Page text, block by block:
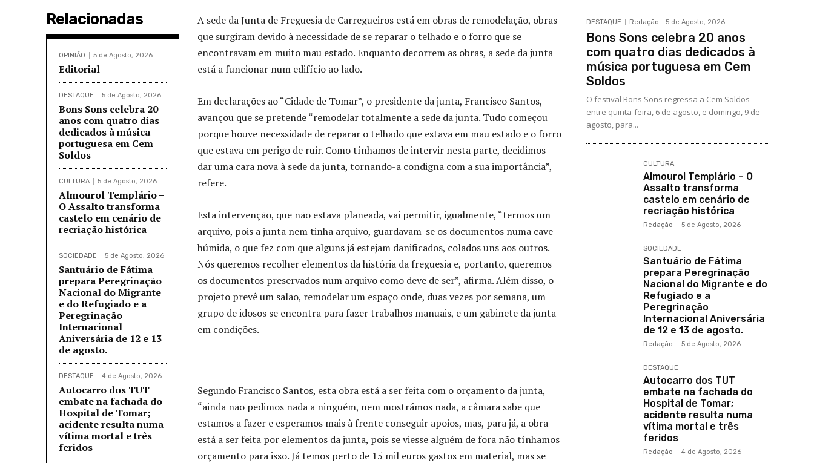
Relacionadas
OPINIÃO 5 de Agosto, 2026
Editorial
DESTAQUE 5 de Agosto, 2026
Bons Sons celebra 20
anos com quatro dias
dedicados à música
portuguesa em Cem
Soldos
CULTURA 5 de Agosto, 2026
Almourol Templário –
O Assalto transforma
castelo em cenário de
recriação histórica
SOCIEDADE 5 de Agosto, 2026
Santuário de Fátima
prepara Peregrinação
Nacional do Migrante
e do Refugiado e a
Peregrinação
Internacional
Aniversária de 12 e 13
de agosto.
DESTAQUE 4 de Agosto, 2026
Autocarro dos TUT
embate na fachada do
Hospital de Tomar;
acidente resulta numa
vítima mortal e três
feridos
A sede da Junta de Freguesia de Carregueiros está em obras de remodelação, obras
que surgiram devido à necessidade de se reparar o telhado e o forro que se
encontravam em muito mau estado. Enquanto decorrem as obras, a sede da junta
está a funcionar num edifício ao lado.
Em declarações ao “Cidade de Tomar”, o presidente da junta, Francisco Santos,
avançou que se pretende “remodelar totalmente a sede da junta. Tudo começou
porque houve necessidade de reparar o telhado que estava em mau estado e o forro
que estava em perigo de ruir. Como tínhamos de intervir nesta parte, decidimos
dar uma cara nova à sede da junta, tornando-a condigna com a sua importância”,
refere.
Esta intervenção, que não estava planeada, vai permitir, igualmente, “termos um
arquivo, pois a junta nem tinha arquivo, guardavam-se os documentos numa cave
húmida, o que fez com que alguns já estejam danificados, colados uns aos outros.
Nós queremos recolher elementos da história da freguesia e, portanto, queremos
os documentos preservados num arquivo como deve de ser”, afirma. Além disso, o
projeto prevê um salão, remodelar um espaço onde, duas vezes por semana, um
grupo de idosos se encontra para fazer trabalhos manuais, e um gabinete da junta
em condições.
Segundo Francisco Santos, esta obra está a ser feita com o orçamento da junta,
“ainda não pedimos nada a ninguém, nem mostrámos nada, a câmara sabe que
estamos a fazer e esperamos mais à frente conseguir apoios, mas, para já, a obra
está a ser feita por elementos da junta, pois se viesse alguém de fora não tínhamos
orçamento para isso. Já temos perto de 15 mil euros gastos em material, mas se
DESTAQUE Redação - 5 de Agosto, 2026
Bons Sons celebra 20 anos
com quatro dias dedicados à
música portuguesa em Cem
Soldos
O festival Bons Sons regressa a Cem Soldos
entre quinta-feira, 6 de agosto, e domingo, 9 de
agosto, para...
CULTURA
Almourol Templário – O
Assalto transforma
castelo em cenário de
recriação histórica
Redação - 5 de Agosto, 2026
SOCIEDADE
Santuário de Fátima
prepara Peregrinação
Nacional do Migrante e do
Refugiado e a
Peregrinação
Internacional Aniversária
de 12 e 13 de agosto.
Redação - 5 de Agosto, 2026
DESTAQUE
Autocarro dos TUT
embate na fachada do
Hospital de Tomar;
acidente resulta numa
vítima mortal e três
feridos
Redação - 4 de Agosto, 2026